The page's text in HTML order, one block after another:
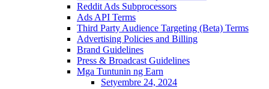
Reddit Ads Subprocessors
Ads API Terms
Third Party Audience Targeting (Beta) Terms
Advertising Policies and Billing
Brand Guidelines
Press & Broadcast Guidelines
Mga Tuntunin ng Earn
Setyembre 24, 2024